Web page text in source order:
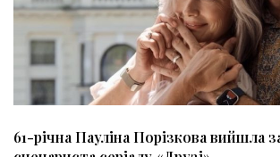
61-річна Пауліна Порізкова вийшла